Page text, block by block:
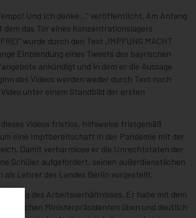
Und Ich denke…“ veröffentlicht. Am Anfang
das Tor eines Konzentrationslagers
wurde durch den Text „IMPFUNG MACHT
Einblendung eines Tweets des bayrischen
ankündigt und in dem er die Aussage
des Videos werden weder durch Text noch
unter einem Standbild der ersten
Videos fristlos, hilfsweise fristgemäß
eine Impfbereitschaft in der Pandemie mit der
Damit verharmlose er die Unrechtstaten der
Schüler aufgefordert, seinen außerdienstlichen
Lehrer des Landes Berlin vorgestellt.
des Arbeitsverhältnisses. Er habe mit dem
Ministerpräsidenten üben und deutlich